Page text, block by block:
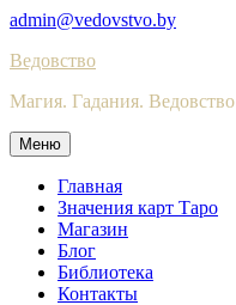
Skip
content
admin@vedovstvo.by
Ведовство
Магия. Гадания. Ведовство
Меню
Главная
Значения карт Таро
Магазин
Блог
Библиотека
Контакты